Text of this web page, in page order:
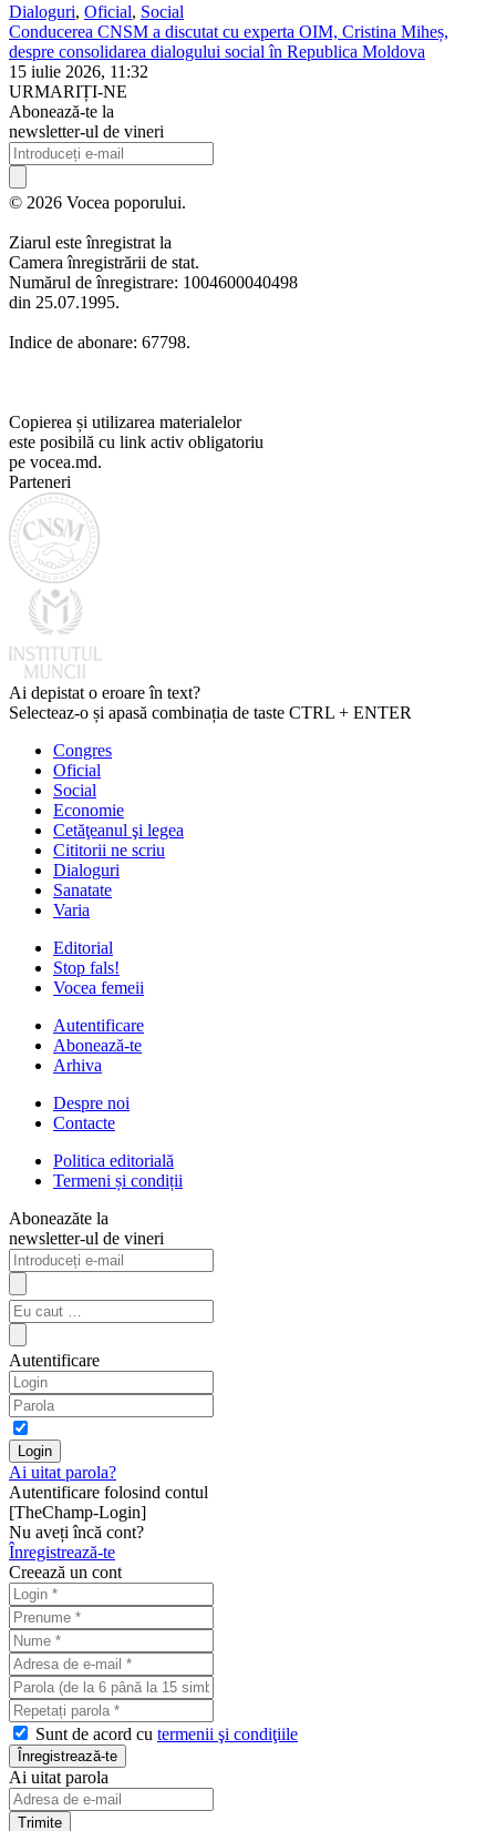
Dialoguri, Oficial, Social
Conducerea CNSM a discutat cu experta OIM, Cristina Miheș,
despre consolidarea dialogului social în Republica Moldova
15 iulie 2026, 11:32
URMARIȚI-NE
Abonează-te la
newsletter-ul de vineri
© 2026 Vocea poporului.
Ziarul este înregistrat la
Camera înregistrării de stat.
Numărul de înregistrare: 1004600040498
din 25.07.1995.
Indice de abonare: 67798.
Copierea și utilizarea materialelor
este posibilă cu link activ obligatoriu
pe vocea.md.
Parteneri
Ai depistat o eroare în text?
Selecteaz-o și apasă combinația de taste CTRL + ENTER
Congres
Oficial
Social
Economie
Cetăţeanul şi legea
Cititorii ne scriu
Dialoguri
Sanatate
Varia
Editorial
Stop fals!
Vocea femeii
Autentificare
Abonează-te
Arhiva
Despre noi
Contacte
Politica editorială
Termeni și condiții
Aboneazăte la
newsletter-ul de vineri
Autentificare
Ai uitat parola?
Autentificare folosind contul
[TheChamp-Login]
Nu aveți încă cont?
Înregistrează-te
Creează un cont
Sunt de acord cu termenii şi condiţiile
Ai uitat parola